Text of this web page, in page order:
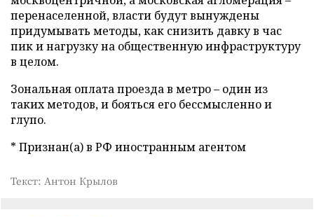
перенаселенной, власти будут вынуждены
придумывать методы, как снизить давку в час
пик и нагрузку на общественную инфраструктуру
в целом.
Зональная оплата проезда в метро – один из
таких методов, и бояться его бессмысленно и
глупо.
* Признан(а) в РФ иностранным агентом
Текст: Антон Крылов